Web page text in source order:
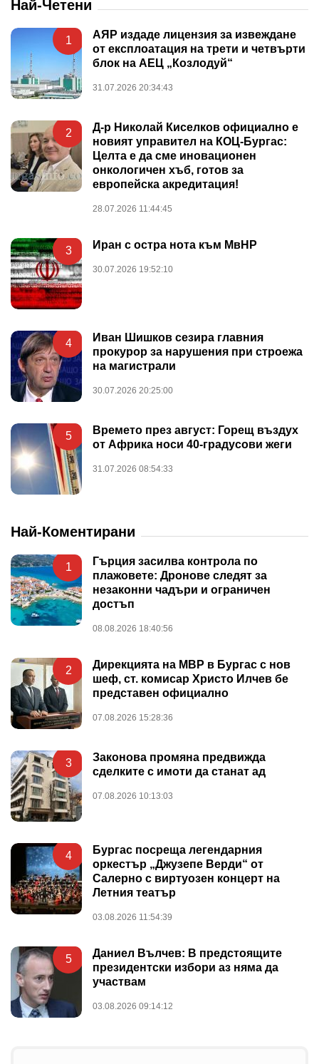
Най-Четени
1
АЯР издаде лицензия за извеждане
от експлоатация на трети и четвърти
блок на АЕЦ „Козлодуй“
31.07.2026 20:34:43
2
Д-р Николай Киселков официално е
новият управител на КОЦ-Бургас:
Целта е да сме иновационен
онкологичен хъб, готов за
европейска акредитация!
28.07.2026 11:44:45
3 Иран с остра нота към МвНР
30.07.2026 19:52:10
4
Иван Шишков сезира главния
прокурор за нарушения при строежа
на магистрали
30.07.2026 20:25:00
5
Времето през август: Горещ въздух
от Африка носи 40-градусови жеги
31.07.2026 08:54:33
Най-Коментирани
1
Гърция засилва контрола по
плажовете: Дронове следят за
незаконни чадъри и ограничен
достъп
08.08.2026 18:40:56
2
Дирекцията на МВР в Бургас с нов
шеф, ст. комисар Христо Илчев бе
представен официално
07.08.2026 15:28:36
3
Законова промяна предвижда
сделките с имоти да станат ад
07.08.2026 10:13:03
4
Бургас посреща легендарния
оркестър „Джузепе Верди“ от
Салерно с виртуозен концерт на
Летния театър
03.08.2026 11:54:39
5
Даниел Вълчев: В предстоящите
президентски избори аз няма да
участвам
03.08.2026 09:14:12